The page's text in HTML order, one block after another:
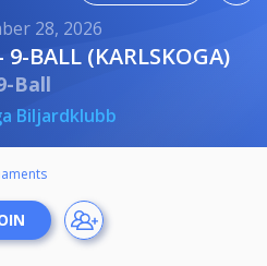
28, 2026
9-BALL (KARLSKOGA)
Ball
Biljardklubb